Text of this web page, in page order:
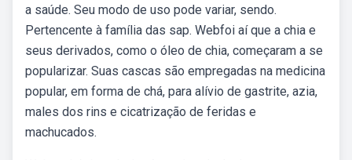
a saúde. Seu modo de uso pode variar, sendo.
Pertencente à família das sap. Webfoi aí que a chia e
seus derivados, como o óleo de chia, começaram a se
popularizar. Suas cascas são empregadas na medicina
popular, em forma de chá, para alívio de gastrite, azia,
males dos rins e cicatrização de feridas e
machucados.